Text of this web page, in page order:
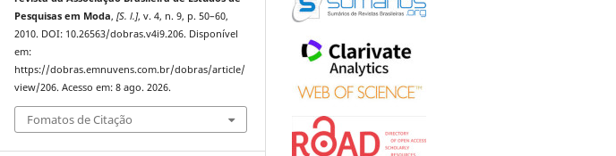
Pesquisas em Moda,[S. l.], v. 4, n. 9, p. 50–60,
2010. DOI: 10.26563/dobras.v4i9.206. Disponível
em:
https://dobras.emnuvens.com.br/dobras/article/
view/206. Acesso em: 8 ago. 2026.
Fomatos de Citação